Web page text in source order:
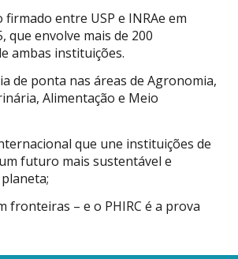
firmado entre USP e INRAe em
que envolve mais de 200
ambas instituições.
de ponta nas áreas de Agronomia,
Alimentação e Meio
que une instituições de
futuro mais sustentável e
fronteiras – e o PHIRC é a prova